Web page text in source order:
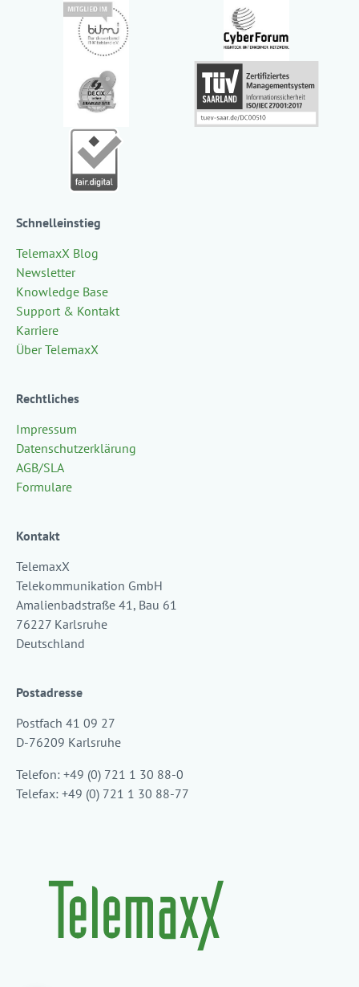
Schnelleinstieg
TelemaxX Blog
Newsletter
Knowledge Base
Support & Kontakt
Karriere
Über TelemaxX
Rechtliches
Impressum
Datenschutzerklärung
AGB/SLA
Formulare
Kontakt
TelemaxX
Telekommunikation GmbH
Amalienbadstraße 41, Bau 61
76227 Karlsruhe
Deutschland
Postadresse
Postfach 41 09 27
D-76209 Karlsruhe
Telefon: +49 (0) 721 1 30 88-0
Telefax: +49 (0) 721 1 30 88-77